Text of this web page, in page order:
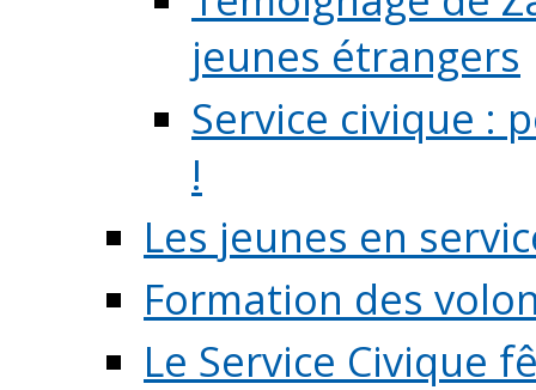
jeunes étrangers
Service civique :
!
Les jeunes en
Formation des
Le Service Civique